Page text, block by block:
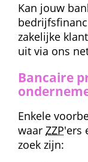
Kan jouw
zakelijke
uit via ons
Bancaire
Enkele
waar ZZP'ers
zoek zijn: